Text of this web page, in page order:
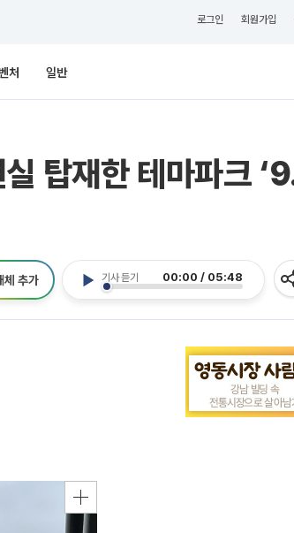
로그인 회원가입
처 일반
탑재한 테마파크
기사 듣기 00:00 / 05:48
체 추가